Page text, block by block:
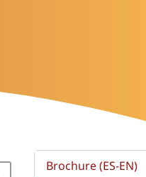
Brochure (ES-EN)